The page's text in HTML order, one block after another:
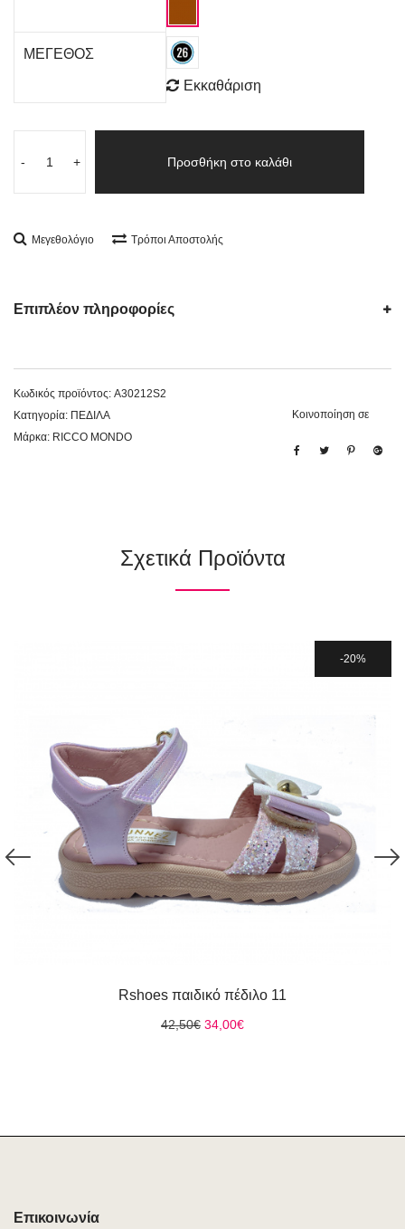
ΜΕΓΕΘΟΣ
Εκκαθάριση
- + Προσθήκη στο καλάθι
Μεγεθολόγιο Τρόποι Αποστολής
Επιπλέον πληροφορίες
Κωδικός προϊόντος: A30212S2
Κατηγορία: ΠΕΔΙΛΑ
Μάρκα: RICCO MONDO
Κοινοποίηση σε
Σχετικά Προϊόντα
20%
Rshoes παιδικό πέδιλο 11
42,50€ Original
34,00€Η
Επικοινωνία